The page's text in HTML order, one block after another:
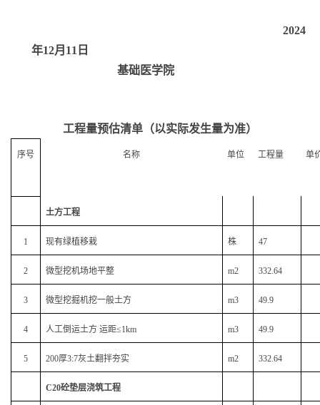
2024
年12月11 日
基础医学院
工程量预估清单（以实际发生量为准）
序号 名称 单位 工程量 单
土方工程
1 现有绿植移栽 株 47
2 微型挖机场地平整 m2 332.64
3 微型挖掘机挖一般土方 m3 49.9
4 人工倒运土方 运距≤1km m3 49.9
5 200厚3:7灰土翻拌夯实 m2 332.64
C20砼垫层浇筑工程